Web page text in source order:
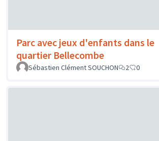
Parc avec jeux d'enfants dans le
quartier Bellecombe
Sébastien Clément SOUCHON
2 0